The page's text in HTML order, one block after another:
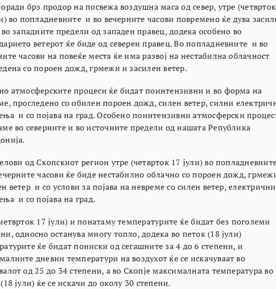
брз продор на посвежа воздушна маса од север, утре (четврток
во попладневните и во вечерните часови повремено ќе дува
во западните предели од западен правец, додека особено во
ветерот ќе биде од северен правец. Во попладневните и во
часови на повеќе места ќе има развој на нестабилна облачност
со пороен дожд, грмежи и засилен ветер.
атмосферските процеси ќе бидат поинтензивни и во форма на
проследено со обилен пороен дожд, силен ветер, силни
и со појава на град. Особено поинтензивни атмосферски
во северните и во источните предели од нашата Република
од Скопскиот регион утре (четврток 17 јули) во
часови ќе биде нестабилно облачно со пороен дожд,
ветер и со услови за појава на невреме со силен ветер, електрични
и со појава на град.
17 јули) и понатаму температурите ќе бидат без поголеми
односно останува многу топло, додека во петок (18 јули)
ќе бидат пониски од сегашните за 4 до 6 степени, и
дневни температури на воздухот ќе се искачуваат во
од 25 до 34 степени, а во Скопје максималната температура во
јули) ќе се искачи до околу 30 степени.